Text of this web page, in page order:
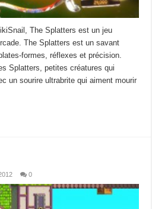
The Splatters est un jeu
The Splatters est un savant
formes, réflexes et précision.
Splatters, petites créatures qui
un sourire ultrabrite qui aiment mourir
0